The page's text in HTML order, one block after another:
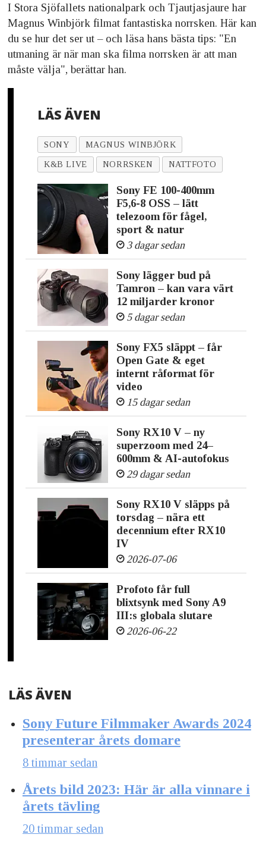
I Stora Sjöfallets nationalpark och Tjautjasjaure har
Magnus Winbjörk filmat fantastiska norrsken. Här kan
du se hur det ser ut – och läsa hans bästa tips: "En
utmaning är när man ska filma norrsken är att man
måste välja", berättar han.
LÄS ÄVEN
SONY MAGNUS WINBJÖRK
K&B LIVE NORRSKEN NATTFOTO
Sony FE 100-400mm
F5,6-8 OSS – lätt
telezoom för fågel,
sport & natur
3 dagar sedan
Sony lägger bud på
Tamron – kan vara värt
12 miljarder kronor
5 dagar sedan
Sony FX5 släppt – får
Open Gate & eget
internt råformat för
video
15 dagar sedan
Sony RX10 V – ny
superzoom med 24–
600mm & AI-autofokus
29 dagar sedan
Sony RX10 V släpps på
torsdag – nära ett
decennium efter RX10
IV
2026-07-06
Profoto får full
blixtsynk med Sony A9
III:s globala slutare
2026-06-22
LÄS ÄVEN
Sony Future Filmmaker Awards 2024
presenterar årets domare
8 timmar sedan
Årets bild 2023: Här är alla vinnare i
årets tävling
20 timmar sedan